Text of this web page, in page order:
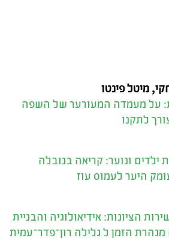
מיטל פינטו
על מעמדה המעורער של השפה
לתקנו
ילדים ונוער: קריאה בנובלה
היער לעמוס עוז
הציונות: אידיאולוגיה והבניית
הזמן ל גלילה רון־פדר־עמית